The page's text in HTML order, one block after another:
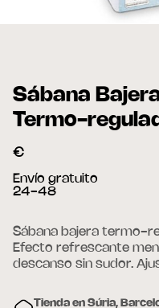
Sábana
Termo-
€
Envío gratuito
24-48
Sábana bajera termo-
Efecto refrescante
descanso sin sudor.
Tienda en Súria,